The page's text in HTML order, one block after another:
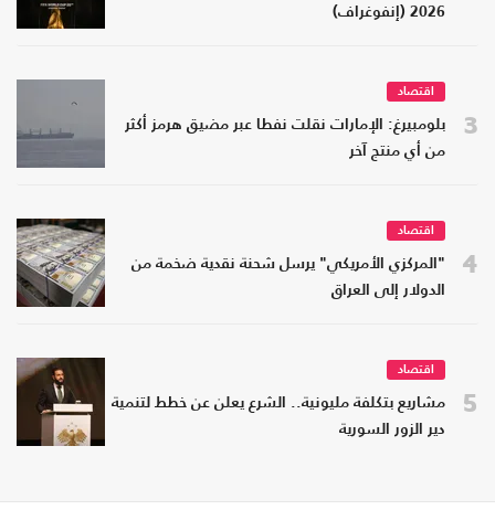
2026 (إنفوغراف)
3
اقتصاد
بلومبيرغ: الإمارات نقلت نفطا عبر مضيق هرمز أكثر
من أي منتج آخر
4
اقتصاد
"المركزي الأمريكي" يرسل شحنة نقدية ضخمة من
الدولار إلى العراق
5
اقتصاد
مشاريع بتكلفة مليونية.. الشرع يعلن عن خطط لتنمية
دير الزور السورية